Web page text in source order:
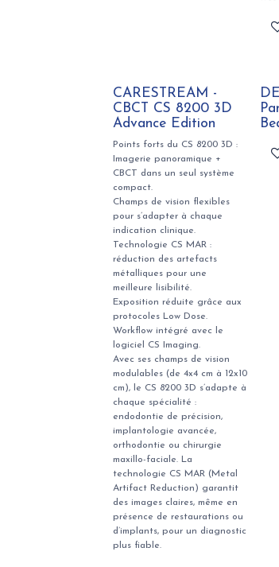
CARESTREAM -
CBCT CS 8200 3D
Advance Edition
Points forts du CS 8200 3D :
Imagerie panoramique +
CBCT dans un seul système
compact.
Champs de vision flexibles
pour s’adapter à chaque
indication clinique.
Technologie CS MAR :
réduction des artefacts
métalliques pour une
meilleure lisibilité.
Exposition réduite grâce aux
protocoles Low Dose.
Workflow intégré avec le
logiciel CS Imaging.
Avec ses champs de vision
modulables (de 4x4 cm à 12x10
cm), le CS 8200 3D s’adapte à
chaque spécialité :
endodontie de précision,
implantologie avancée,
orthodontie ou chirurgie
maxillo-faciale. La
technologie CS MAR (Metal
Artifact Reduction) garantit
des images claires, même en
présence de restaurations ou
d’implants, pour un diagnostic
plus fiable.